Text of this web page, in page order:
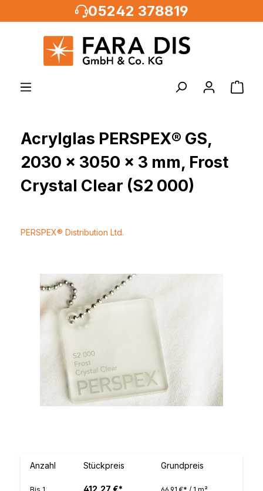
05242 378819
Acrylglas PERSPEX® GS,
2030 x 3050 x 3 mm, Frost
Crystal Clear (S2 000)
PERSPEX® Distribution Ltd.
Bildergalerie überspringen
Anzahl Stückpreis Grundpreis
412,27 €*